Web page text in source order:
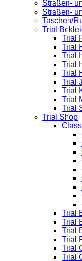
Straßen-
Straßen-
Taschen/
Trial
Trial
Trial
Trial
Trial
Trial
Trial
Trial
Trial
Trial
Trial Shop
Trial
Trial
Trial
Trial
Trial
Trial